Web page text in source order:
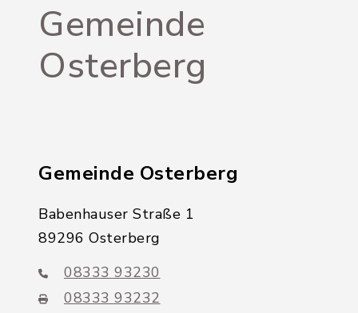
Gemeinde
Osterberg
Gemeinde Osterberg
Babenhauser Straße 1
89296 Osterberg
08333 93230
08333 93232